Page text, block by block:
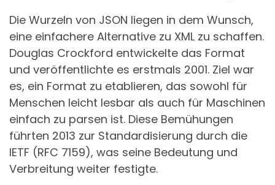
Die Wurzeln von JSON liegen in dem Wunsch,
eine einfachere Alternative zu XML zu schaffen.
Douglas Crockford entwickelte das Format
und veröffentlichte es erstmals 2001. Ziel war
es, ein Format zu etablieren, das sowohl für
Menschen leicht lesbar als auch für Maschinen
einfach zu parsen ist. Diese Bemühungen
führten 2013 zur Standardisierung durch die
IETF (RFC 7159), was seine Bedeutung und
Verbreitung weiter festigte.